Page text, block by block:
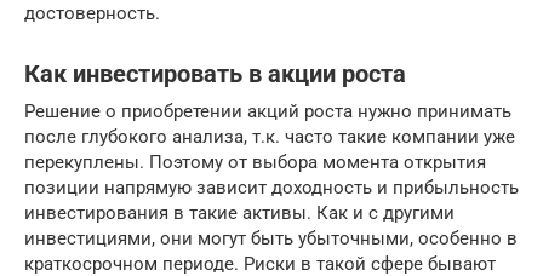
достоверность.
Как инвестировать в акции роста
Решение о приобретении акций роста нужно принимать
после глубокого анализа, т.к. часто такие компании уже
перекуплены. Поэтому от выбора момента открытия
позиции напрямую зависит доходность и прибыльность
инвестирования в такие активы. Как и с другими
инвестициями, они могут быть убыточными, особенно в
краткосрочном периоде. Риски в такой сфере бывают